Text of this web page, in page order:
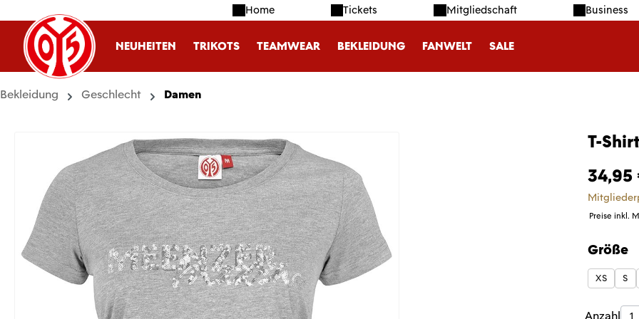
Hauptinhalt springen
Zur Suche springen
Zur Hauptnavigation springen Home Tickets Mitgliedschaft Business
NEUHEITEN TRIKOTS TEAMWEAR BEKLEIDUNG FANWELT SALE
Bekleidung Geschlecht Damen
T-
34,95
Preise inkl.
Größe
XS S
Anzahl